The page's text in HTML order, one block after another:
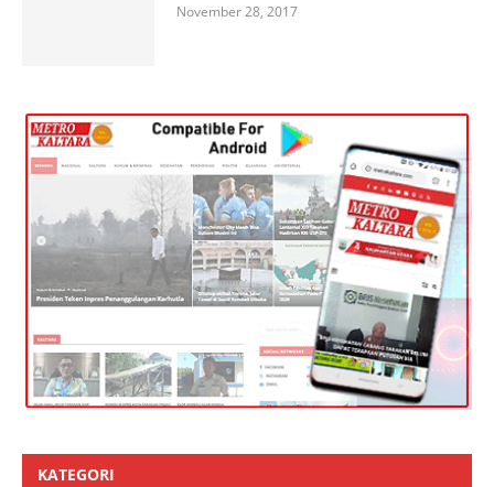
November 28, 2017
KATEGORI